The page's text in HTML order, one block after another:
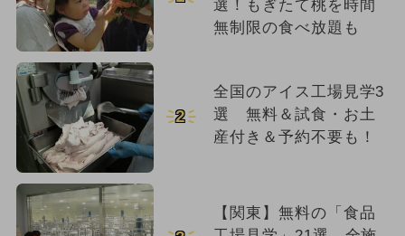
選！もぎたて桃を時間
無制限の食べ放題も
2
全国のアイス工場見学3
選 無料＆試食・お土
産付き＆予約不要も！
【関東】無料の「食品